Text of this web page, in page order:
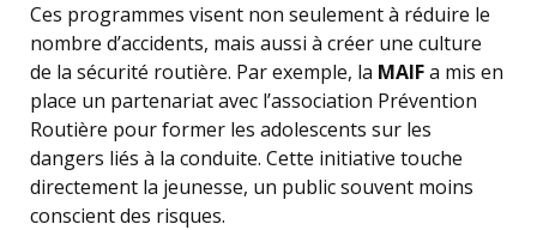
Ces programmes visent non seulement à réduire le
nombre d’accidents, mais aussi à créer une culture
de la sécurité routière. Par exemple, la MAIFa mis en
place un partenariat avec l’association Prévention
Routière pour former les adolescents sur les
dangers liés à la conduite. Cette initiative touche
directement la jeunesse, un public souvent moins
conscient des risques.